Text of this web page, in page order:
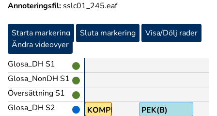
Annoteringsfil: sslc01_245.eaf
Starta markering Sluta markering
Visa/Dölj rader
Ändra videovyer
Glosa_DH S1
Glosa_NonDH S1
Översättning S1
Glosa_DH S2
POSS1 KOMPIS PEK(B)